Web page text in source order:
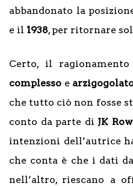
abbandonato la
e il 1938, per ritornare
Certo, il
complesso e
che tutto ciò non fosse
conto da parte di JK
intenzioni dell’autrice
che conta è che i dati
nell’altro, riescano a